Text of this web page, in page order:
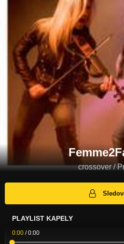
crossover /
PLAYLIST KAPELY
0:00 /0:00